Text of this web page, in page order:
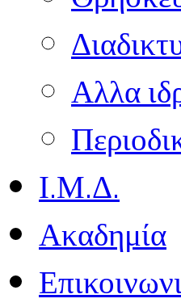
Αλλα
Ι.Μ.Δ.
Ακαδημία